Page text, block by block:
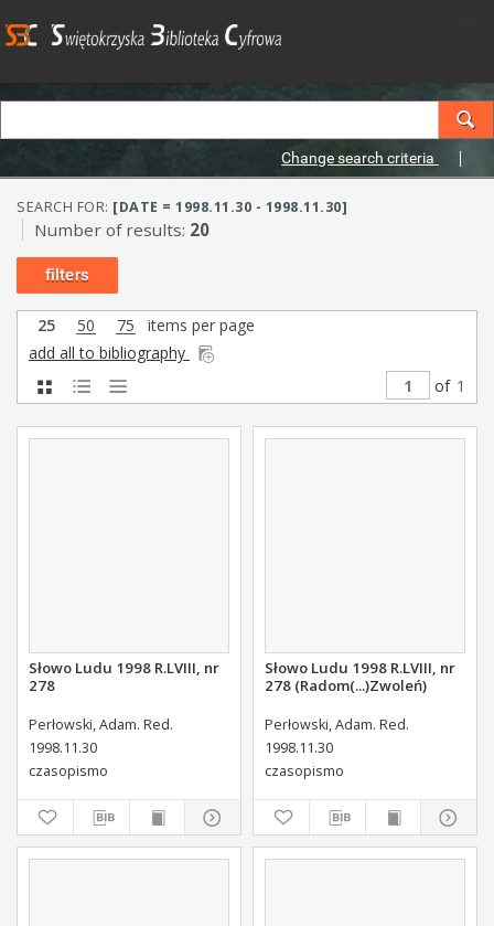
Change search criteria
SEARCH FOR: [DATE = 1998.11.30 - 1998.11.30]
Number of results: 20
filters
25 50 75
items per page
add all to bibliography
of 1
Słowo Ludu 1998 R.LVIII, nr
278
Perłowski, Adam. Red.
1998.11.30
czasopismo
Słowo Ludu 1998 R.LVIII, nr
278 (Radom(...)Zwoleń)
Perłowski, Adam. Red.
1998.11.30
czasopismo